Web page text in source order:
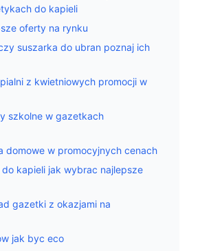
do kapieli
oferty na rynku
suszarka do ubran poznaj ich
z kwietniowych promocji w
szkolne w gazetkach
domowe w promocyjnych cenach
kapieli jak wybrac najlepsze
gazetki z okazjami na
jak byc eco